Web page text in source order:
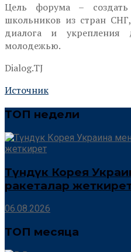
Цель форума –
школьников из стран
диалога и укрепления
молодежью.
Dialog.TJ
Источник
ТОП недели
Түндүк Корея
ракеталар
06.08.2026
ТОП месяца